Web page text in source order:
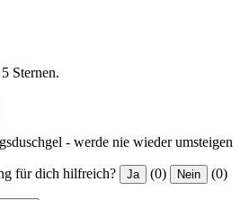
Sternen.
- werde nie wieder umsteigen
für dich hilfreich? Ja (0) Nein (0)